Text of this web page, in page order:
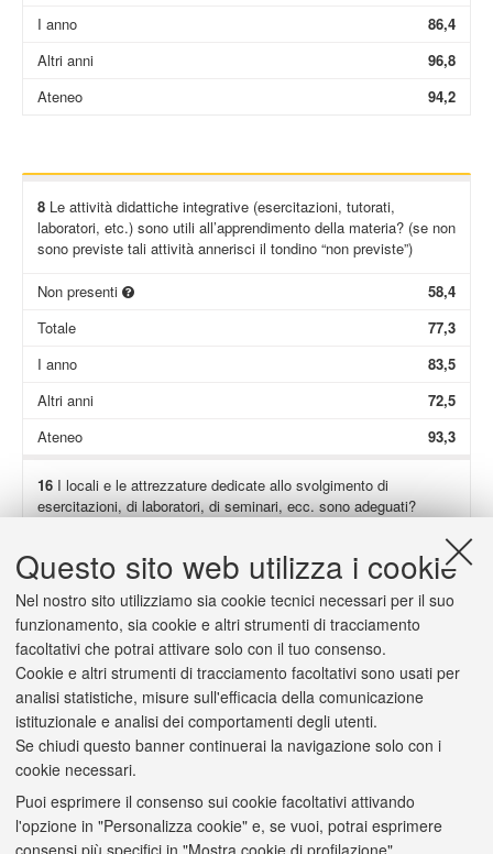
Questo sito web utilizza i cookie
Nel nostro sito utilizziamo sia cookie tecnici necessari per il suo
funzionamento, sia cookie e altri strumenti di tracciamento
facoltativi che potrai attivare solo con il tuo consenso.
Cookie e altri strumenti di tracciamento facoltativi sono usati per
analisi statistiche, misure sull'efficacia della comunicazione
istituzionale e analisi dei comportamenti degli utenti.
Se chiudi questo banner continuerai la navigazione solo con i
cookie necessari.
Puoi esprimere il consenso sui cookie facoltativi attivando
l'opzione in "Personalizza cookie" e, se vuoi, potrai esprimere
consensi più specifici in "Mostra cookie di profilazione".
I anno
86,4
Altri anni
96,8
Ateneo
94,2
8Le attività didattiche integrative (esercitazioni, tutorati,
laboratori, etc.) sono utili all’apprendimento della materia? (se non
sono previste tali attività annerisci il tondino “non previste”)
Non presenti
58,4
Totale
77,3
I anno
83,5
Altri anni
72,5
Ateneo
93,3
16I locali e le attrezzature dedicate allo svolgimento di
esercitazioni, di laboratori, di seminari, ecc. sono adeguati?
83,0
Totale
94,6
I anno
Altri anni
Ateneo
2/a(Solo se hai risposto "decisamente no" o "più no che sì") Il
carico di studio è scarso o eccessivo?